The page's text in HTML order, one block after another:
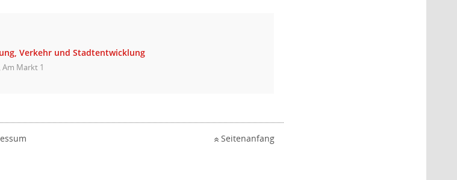
Verkehr und Stadtentwicklung
Am Markt 1
Seitenanfang